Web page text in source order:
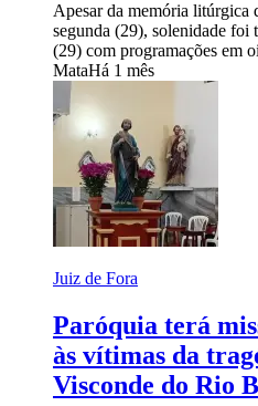
Apesar da memória litúrgica
segunda (29), solenidade foi
(29) com programações em
MataHá 1 mês
Juiz de Fora
Paróquia terá
às vítimas da
Visconde do Rio